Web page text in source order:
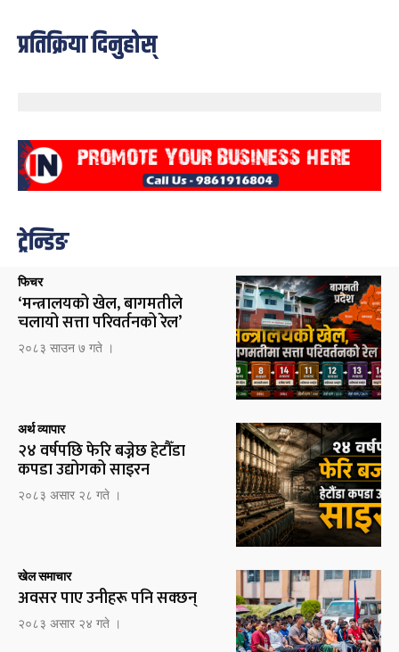
प्रतिक्रिया दिनुहोस्
ट्रेन्डिङ
फिचर
‘मन्त्रालयको खेल, बागमतीले
चलायो सत्ता परिवर्तनको रेल’
२०८३ साउन ७ गते ।
अर्थ व्यापार
२४ वर्षपछि फेरि बज्नेछ हेटौँडा
कपडा उद्योगको साइरन
२०८३ असार २८ गते ।
खेल समाचार
अवसर पाए उनीहरू पनि सक्छन्
२०८३ असार २४ गते ।